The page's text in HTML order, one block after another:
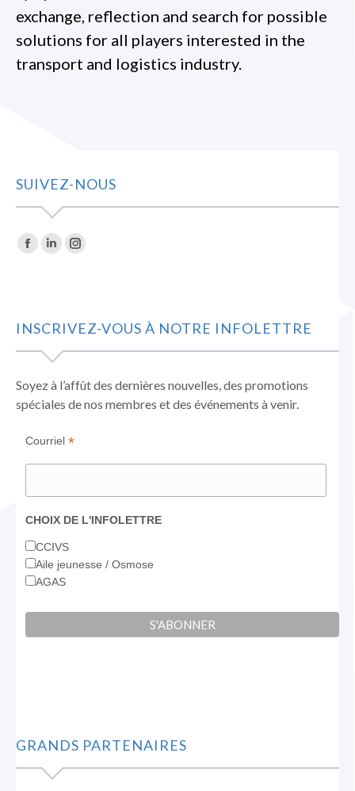
exchange, reflection and search for possible
solutions for all players interested in the
transport and logistics industry.
SUIVEZ-NOUS
Trouvez nous sur :
La
dans
une
fenêtre
La
dans
une
fenêtre
La
dans
une
fenêtre
INSCRIVEZ-VOUS À NOTRE INFOLETTRE
Soyez à l’affût des dernières nouvelles, des promotions
spéciales de nos membres et des événements à venir.
Courriel*
CHOIX DE L'INFOLETTRE
CCIVS
Aile jeunesse / Osmose
AGAS
GRANDS PARTENAIRES